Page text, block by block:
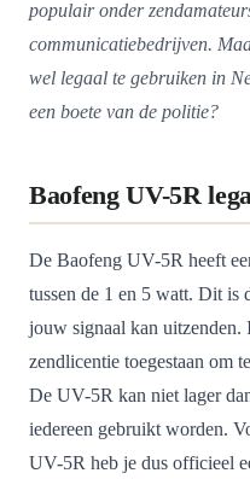
populair onder
communicatiebedrijven.
wel legaal te gebruiken in
een boete van de politie?
Baofeng UV-5R
De Baofeng UV-5R heeft
tussen de 1 en 5 watt. Dit is
jouw signaal kan uitzenden.
zendlicentie toegestaan om
De UV-5R kan niet lager
iedereen gebruikt worden.
UV-5R heb je dus officieel